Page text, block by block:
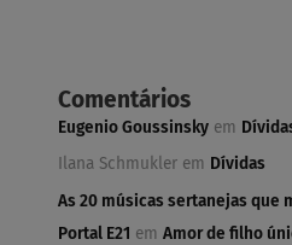
Comentários
Eugenio Goussinsky em
Ilana Schmukler em Dívidas
As 20 músicas sertanejas que
Portal E21 emAmor de filho